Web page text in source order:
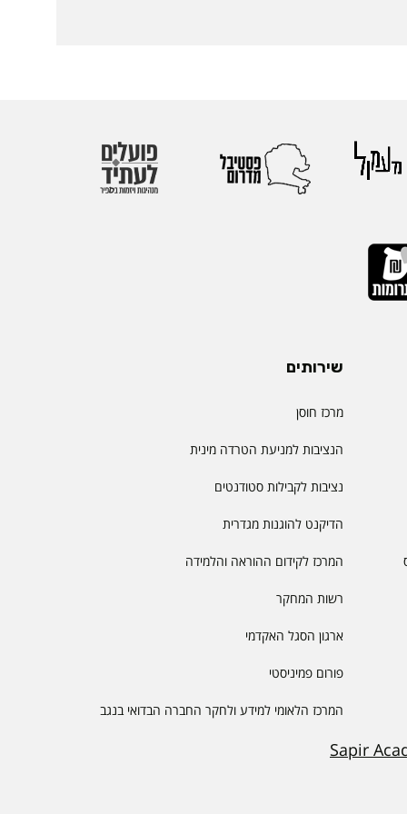
שירותים
מרכז חוסן
הנציבות למניעת הטרדה מינית
נציבות לקבילות סטודנטים
הדיקנט להוגנות מגדרית
המרכז לקידום ההוראה והלמידה
רשות המחקר
ארגון הסגל האקדמי
פורום פמיניסטי
המרכז הלאומי למידע ולחקר החברה הבדואי בנגב
Sapir